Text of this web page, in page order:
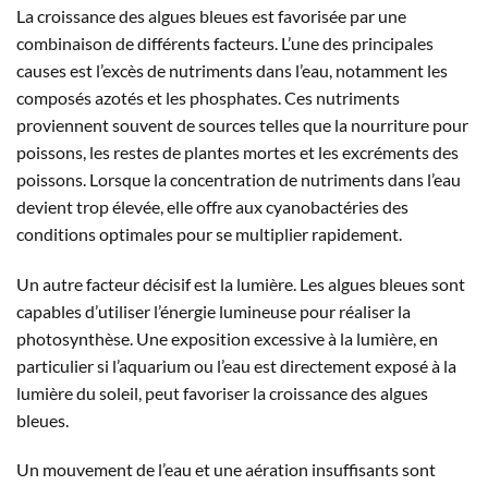
La croissance des algues bleues est favorisée par une
combinaison de différents facteurs. L’une des principales
causes est l’excès de nutriments dans l’eau, notamment les
composés azotés et les phosphates. Ces nutriments
proviennent souvent de sources telles que la nourriture pour
poissons, les restes de plantes mortes et les excréments des
poissons. Lorsque la concentration de nutriments dans l’eau
devient trop élevée, elle offre aux cyanobactéries des
conditions optimales pour se multiplier rapidement.
Un autre facteur décisif est la lumière. Les algues bleues sont
capables d’utiliser l’énergie lumineuse pour réaliser la
photosynthèse. Une exposition excessive à la lumière, en
particulier si l’aquarium ou l’eau est directement exposé à la
lumière du soleil, peut favoriser la croissance des algues
bleues.
Un mouvement de l’eau et une aération insuffisants sont